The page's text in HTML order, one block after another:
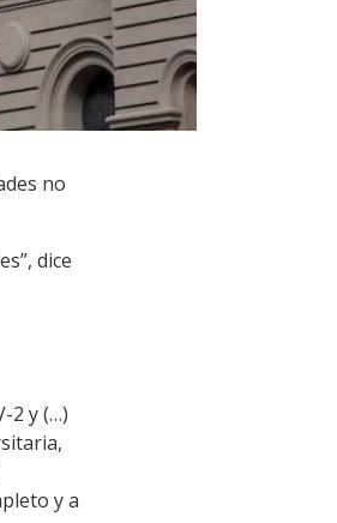
no
dice
2 y (…)
y a